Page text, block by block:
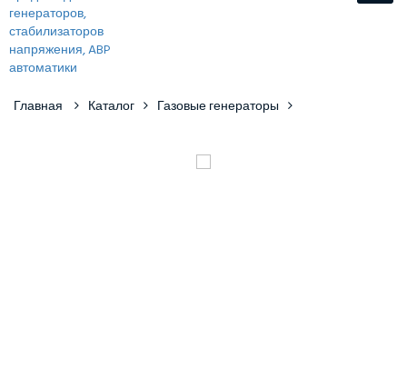
Главная Каталог Газовые генераторы